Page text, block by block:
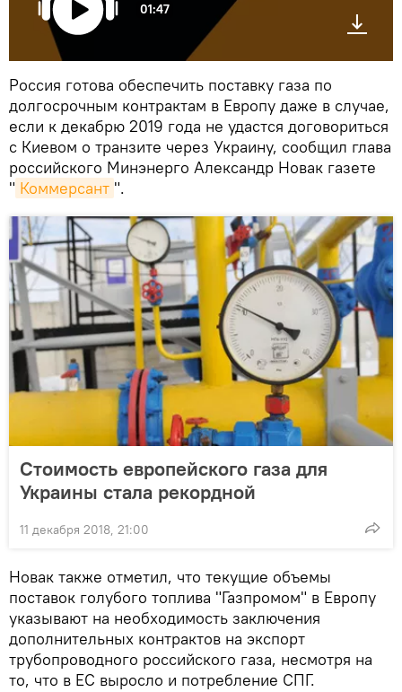
01:47
Россия готова обеспечить поставку газа по
долгосрочным контрактам в Европу даже в случае,
если к декабрю 2019 года не удастся договориться
с Киевом о транзите через Украину, сообщил глава
российского Минэнерго Александр Новак газете
" Коммерсант ".
Стоимость европейского газа для
Украины стала рекордной
11 декабря 2018, 21:00
Новак также отметил, что текущие объемы
поставок голубого топлива "Газпромом" в Европу
указывают на необходимость заключения
дополнительных контрактов на экспорт
трубопроводного российского газа, несмотря на
то, что в ЕС выросло и потребление СПГ.